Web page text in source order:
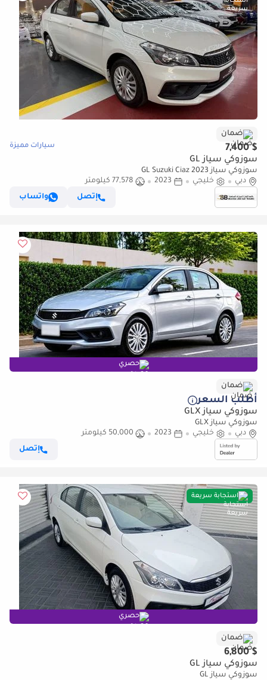
ضمان
$ 7,400 سيارات مميزة
سوزوكي سياز GL
سوزوكي سياز GL Suzuki Ciaz 2023
دبي
خليجي 2023
77,578 كيلومتر
إتصل
واتساب
حصري
ضمان
أطلب السعر
سوزوكي سياز GLX
سوزوكي سياز GLX
دبي
خليجي 2023
50,000 كيلومتر
إتصل
استجابة سريعة
حصري
ضمان
$ 6,800
سوزوكي سياز GL
سوزوكي سياز GL